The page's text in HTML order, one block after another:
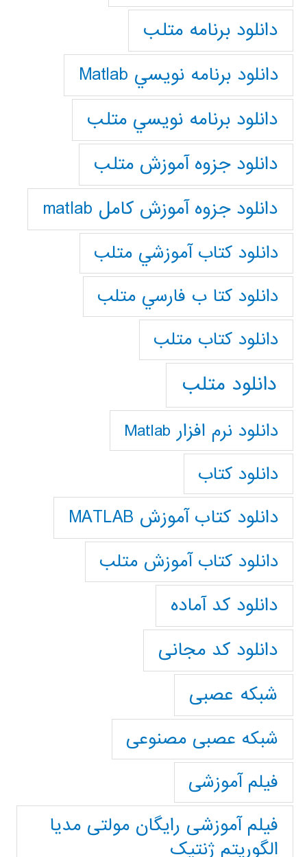
دانلود برنامه متلب
دانلود برنامه نويسي Matlab
دانلود برنامه نويسي متلب
دانلود جزوه آموزش متلب
دانلود جزوه آموزش کامل matlab
دانلود كتاب آموزشي متلب
دانلود كتا ب فارسي متلب
دانلود كتاب متلب
دانلود متلب
دانلود نرم افزار Matlab
دانلود کتاب
دانلود کتاب آموزش MATLAB
دانلود کتاب آموزش متلب
دانلود کد آماده
دانلود کد مجانی
شبکه عصبی
شبکه عصبی مصنوعی
فیلم آموزشی
فیلم آموزشی رایگان مولتی مدیا
الگوریتم ژنتیک